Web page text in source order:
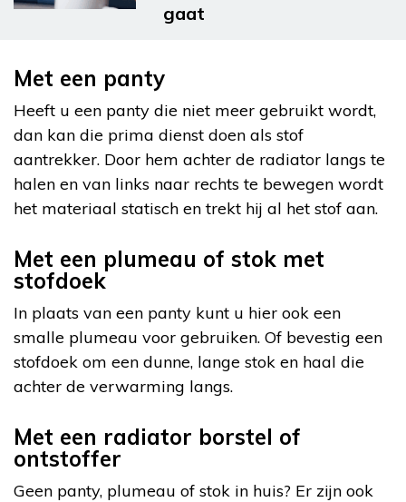
gaat
Met een panty
Heeft u een panty die niet meer gebruikt wordt,
dan kan die prima dienst doen als stof
aantrekker. Door hem achter de radiator langs te
halen en van links naar rechts te bewegen wordt
het materiaal statisch en trekt hij al het stof aan.
Met een plumeau of stok met
stofdoek
In plaats van een panty kunt u hier ook een
smalle plumeau voor gebruiken. Of bevestig een
stofdoek om een dunne, lange stok en haal die
achter de verwarming langs.
Met een radiator borstel of
ontstoffer
Geen panty, plumeau of stok in huis? Er zijn ook